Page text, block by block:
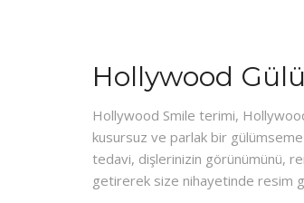
Hollywood
Hollywood Smile terimi,
kusursuz ve parlak bir
tedavi, dişlerinizin görünümünü,
getirerek size nihayetinde resim